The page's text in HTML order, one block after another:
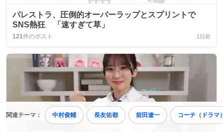
関連テーマ： 中村俊輔 長友佑都 前田遼一 コーチ（ドラマ
パレストラ、圧倒的オーバーラップとスプリントで
SNS熱狂 「速すぎて草」
121件のポスト 1日前